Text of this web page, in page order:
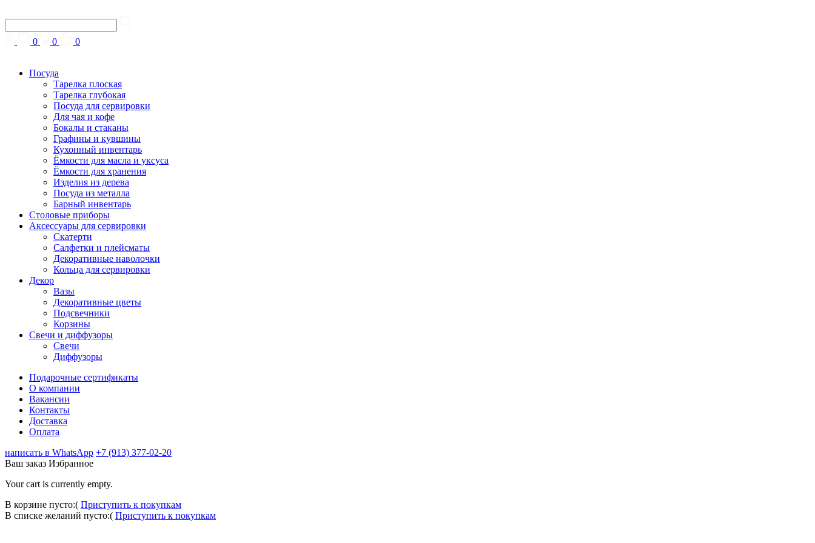
0 0 0
Посуда
Тарелка плоская
Тарелка глубокая
Посуда для сервировки
Для чая и кофе
Бокалы и стаканы
Графины и кувшины
Кухонный инвентарь
Ёмкости для масла и уксуса
Ёмкости для хранения
Изделия из дерева
Посуда из металла
Барный инвентарь
Столовые приборы
Аксессуары для сервировки
Скатерти
Cалфетки и плейсматы
Декоративные наволочки
Кольца для сервировки
Декор
Вазы
Декоративные цветы
Подсвечники
Корзины
Свечи и диффузоры
Свечи
Диффузоры
Подарочные сертификаты
О компании
Вакансии
Контакты
Доставка
Оплата
написать в WhatsApp +7 (913) 377-02-20
Ваш заказ Избранное
Your cart is currently empty.
В корзине пусто:( Приступить к покупкам
В списке желаний пусто:( Приступить к покупкам